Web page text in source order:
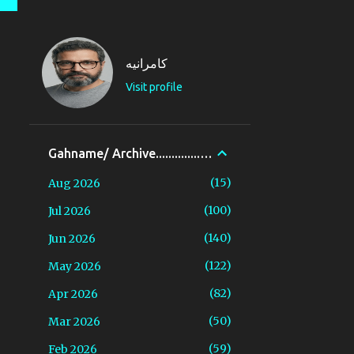
کامرانیه
Visit profile
Gahname/ Archive..............گاهنامه.
Aug 2026
15
Jul 2026
100
Jun 2026
140
May 2026
122
Apr 2026
82
Mar 2026
50
Feb 2026
59